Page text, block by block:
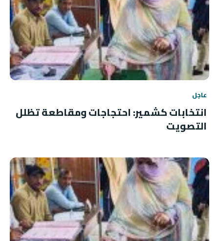
عاجل
انتخابات كشمير: احتجاجات ومقاطعة تظلل
التصويت